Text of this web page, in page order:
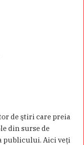
de ştiri care preia
din surse de
publicului. Aici veţi